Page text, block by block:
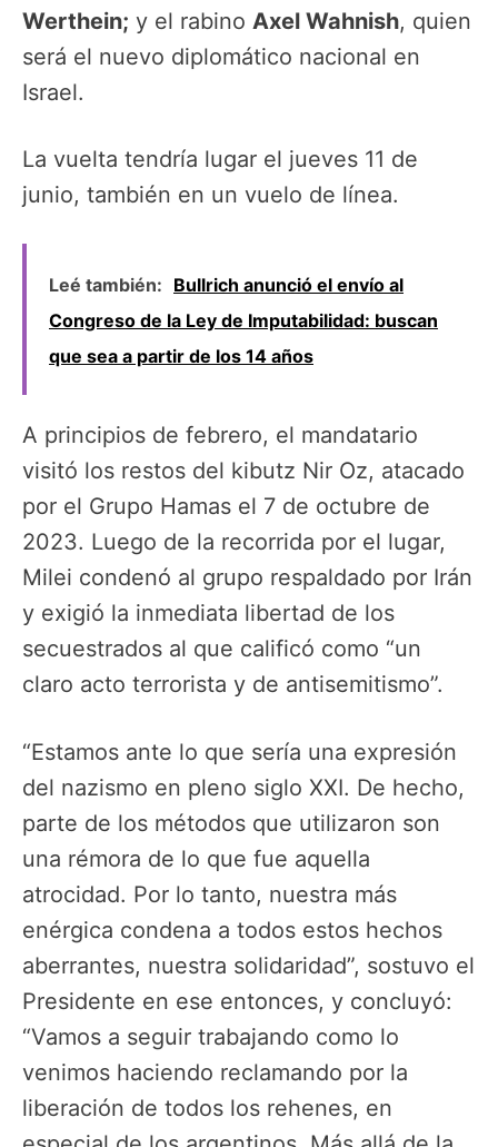
Werthein; y el rabino Axel Wahnish, quien
será el nuevo diplomático nacional en
Israel.
La vuelta tendría lugar el jueves 11 de
junio, también en un vuelo de línea.
Leé también: Bullrich anunció el envío al
Congreso de la Ley de Imputabilidad: buscan
que sea a partir de los 14 años
A principios de febrero, el mandatario
visitó los restos del kibutz Nir Oz, atacado
por el Grupo Hamas el 7 de octubre de
2023. Luego de la recorrida por el lugar,
Milei condenó al grupo respaldado por Irán
y exigió la inmediata libertad de los
secuestrados al que calificó como “un
claro acto terrorista y de antisemitismo”.
“Estamos ante lo que sería una expresión
del nazismo en pleno siglo XXI. De hecho,
parte de los métodos que utilizaron son
una rémora de lo que fue aquella
atrocidad. Por lo tanto, nuestra más
enérgica condena a todos estos hechos
aberrantes, nuestra solidaridad”, sostuvo el
Presidente en ese entonces, y concluyó:
“Vamos a seguir trabajando como lo
venimos haciendo reclamando por la
liberación de todos los rehenes, en